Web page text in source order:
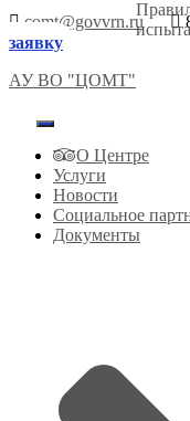
comt@govvrn.ru
заявку
АУ ВО "ЦОМТ"
Переключить
навигацию
О Центре
Услуги
Новости
Социальное
Документы